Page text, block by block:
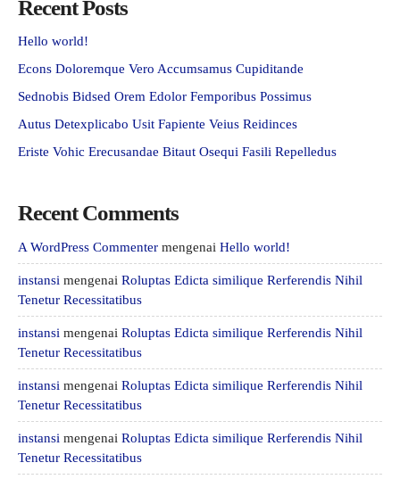
Recent Posts
Hello world!
Econs Doloremque Vero Accumsamus Cupiditande
Sednobis Bidsed Orem Edolor Femporibus Possimus
Autus Detexplicabo Usit Fapiente Veius Reidinces
Eriste Vohic Erecusandae Bitaut Osequi Fasili Repelledus
Recent Comments
A WordPress Commenter mengenai Hello world!
instansi mengenai Roluptas Edicta similique Rerferendis Nihil
Tenetur Recessitatibus
instansi mengenai Roluptas Edicta similique Rerferendis Nihil
Tenetur Recessitatibus
instansi mengenai Roluptas Edicta similique Rerferendis Nihil
Tenetur Recessitatibus
instansi mengenai Roluptas Edicta similique Rerferendis Nihil
Tenetur Recessitatibus